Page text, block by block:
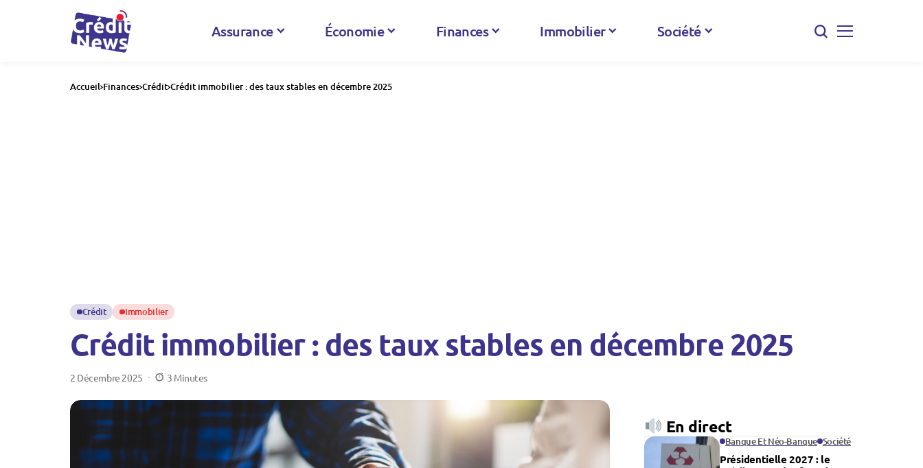
Assurance Économie Finances Immobilier Société
Accueil Finances Crédit Crédit immobilier : des taux stables en décembre 2025
Crédit Immobilier
Crédit immobilier : des taux stables en décembre 2025
2 Décembre 2025 3 Minutes
En direct
Banque Et Néo-Banque Société
Présidentielle 2027 : le